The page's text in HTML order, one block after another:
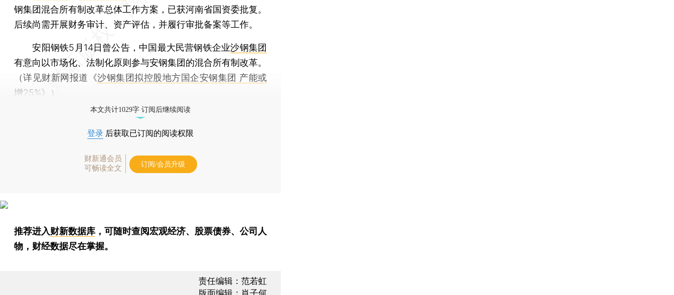
钢集团混合所有制改革总体工作方案，已获河南省国资委批复。
后续尚需开展财务审计、资产评估，并履行审批备案等工作。
安阳钢铁5月14日曾公告，中国最大民营钢铁企业沙钢集团
有意向以市场化、法制化原则参与安钢集团的混合所有制改革。
（详见财新网报道《沙钢集团拟控股地方国企安钢集团 产能或
增25%》）
本文共计1029字 订阅后继续阅读
登录 后获取已订阅的阅读权限
财新通会员
可畅读全文
订阅/会员升级
推荐进入财新数据库 ，可随时查阅宏观经济、股票债券、公司人
物，财经数据尽在掌握。
责任编辑：范若虹
版面编辑：肖子何